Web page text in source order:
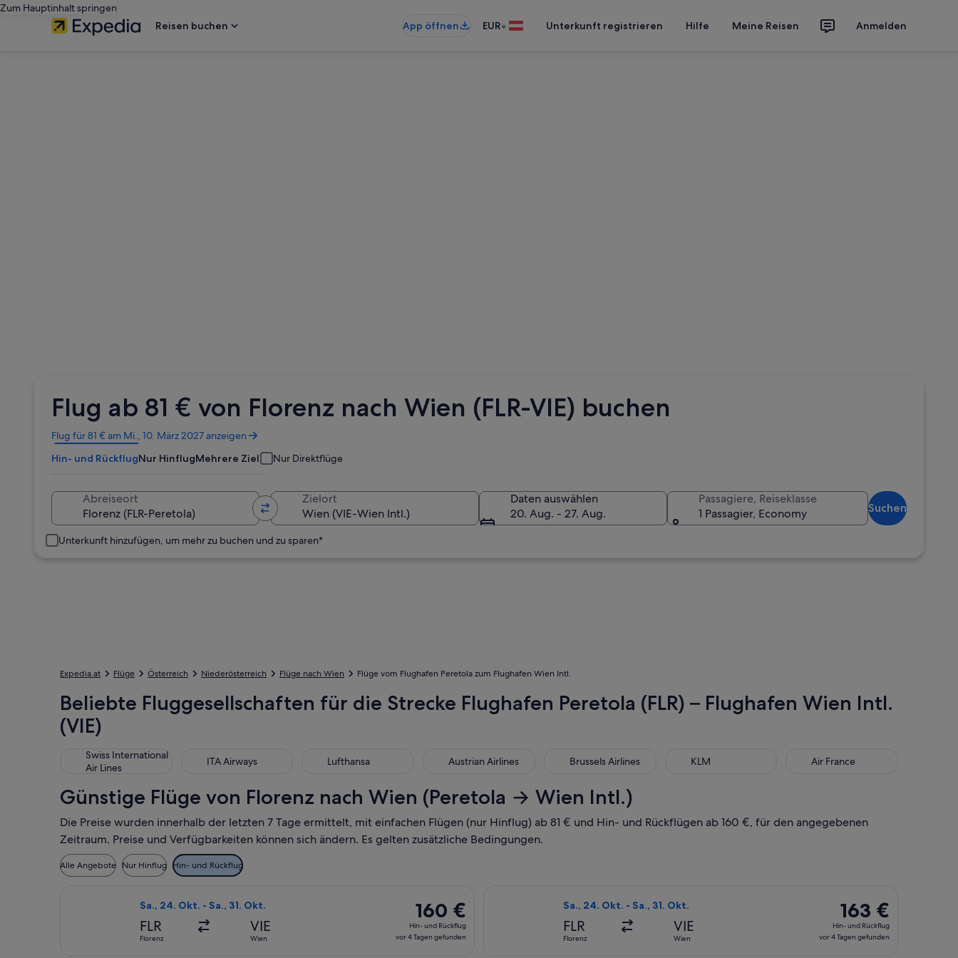
Zum Hauptinhalt springen
Reisen buchen
App öffnen EUR• Unterkunft registrieren Hilfe Meine Reisen Anmelden
Flug ab 81 € von Florenz nach Wien (FLR-VIE) buchen
Flug für 81 € am Mi., 10. März 2027 anzeigen
Wird
in
einem
geöffnet
Hin- und RückflugNur HinflugMehrere Ziele Nur Direktflüge
Abreiseort Zielort
Daten auswählen
20. Aug. - 27. Aug.
Passagiere, Reiseklasse
1 Passagier, Economy
Suchen
Unterkunft hinzufügen, um mehr zu buchen und zu sparen*
Expedia.at Flüge Österreich Niederösterreich Flüge nach Wien Flüge vom Flughafen Peretola zum Flughafen Wien Intl.
Beliebte Fluggesellschaften für die Strecke Flughafen Peretola (FLR) – Flughafen Wien Intl.
(VIE)
Swiss International
Air Lines
Swiss International Air Lines ITA Airways
ITA Airways Lufthansa
Lufthansa Austrian Airlines
Austrian Airlines Brussels Airlines
Brussels Airlines KLM Air France
Air France
Günstige Flüge von Florenz nach Wien (Peretola → Wien Intl.)
Die Preise wurden innerhalb der letzten 7 Tage ermittelt, mit einfachen Flügen (nur Hinflug) ab 81 € und Hin- und Rückflügen ab 160 €, für den angegebenen
Zeitraum. Preise und Verfügbarkeiten können sich ändern. Es gelten zusätzliche Bedingungen.
Alle Angebote Nur Hinflug Hin- und Rückflug
Sa., 24. Okt. - Sa., 31. Okt.
FLR
Florenz
VIE
Wien
160 €
Hin-
und
160 €
Hin- und Rückflug
vor 4 Tagen gefunden
Sa., 24. Okt. - Sa., 31. Okt.
FLR
Florenz
VIE
Wien
163 €
Hin-
und
163 €
Hin- und Rückflug
vor 4 Tagen gefunden